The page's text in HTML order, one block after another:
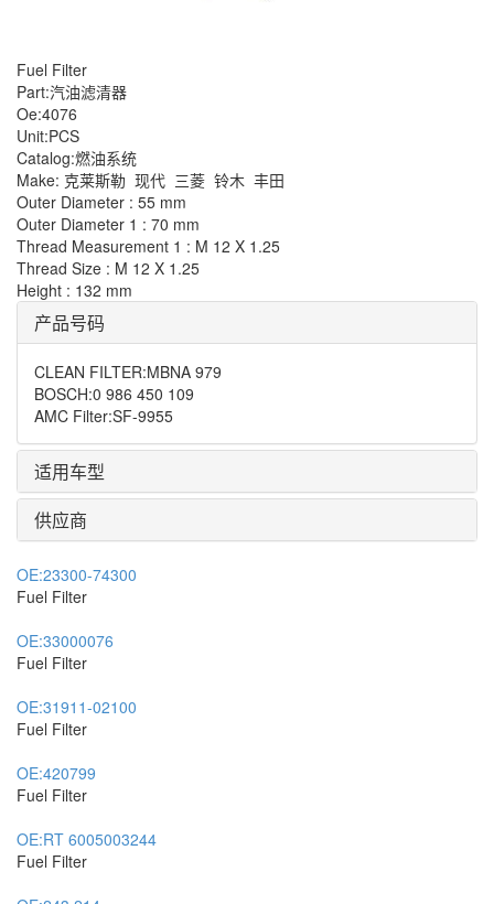
Fuel Filter
Part:汽油滤清器
Oe:4076
Unit:PCS
Catalog:燃油系统
Make: 克莱斯勒 现代 三菱 铃木 丰田
Outer Diameter : 55 mm
Outer Diameter 1 : 70 mm
Thread Measurement 1 : M 12 X 1.25
Thread Size : M 12 X 1.25
Height : 132 mm
产品号码
CLEAN FILTER:MBNA 979
BOSCH:0 986 450 109
AMC Filter:SF-9955
适用车型
供应商
OE:23300-74300
Fuel Filter
OE:33000076
Fuel Filter
OE:31911-02100
Fuel Filter
OE:420799
Fuel Filter
OE:RT 6005003244
Fuel Filter